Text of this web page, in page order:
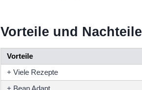
Vorteile und Nachteile
Vorteile
+ Viele Rezepte
+ Bean Adapt